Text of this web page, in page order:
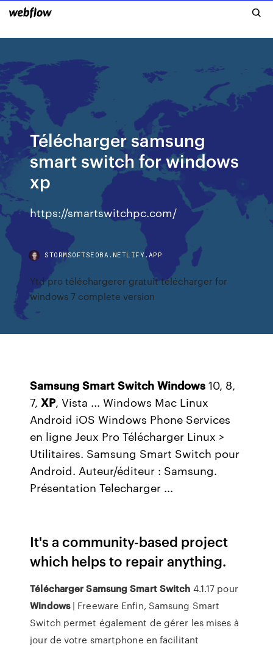
Télécharger samsung
smart switch for windows
xp
https://smartswitchpc.com/
STORMSOFTSEOBA.NETLIFY.APP
Ytd pro téléchargerer gratuit télécharger for
windows 7 complete version
Samsung Smart Switch Windows 10, 8,
7,XP, Vista ... Windows Mac Linux
Android iOS Windows Phone Services
en ligne Jeux Pro Télécharger Linux >
Utilitaires. Samsung Smart Switch pour
Android. Auteur/éditeur : Samsung.
Présentation Telecharger ...
It's a community-based project
which helps to repair anything.
Télécharger Samsung Smart Switch 4.1.17 pour
Windows| Freeware Enfin, Samsung Smart
Switch permet également de gérer les mises à
jour de votre smartphone en facilitant